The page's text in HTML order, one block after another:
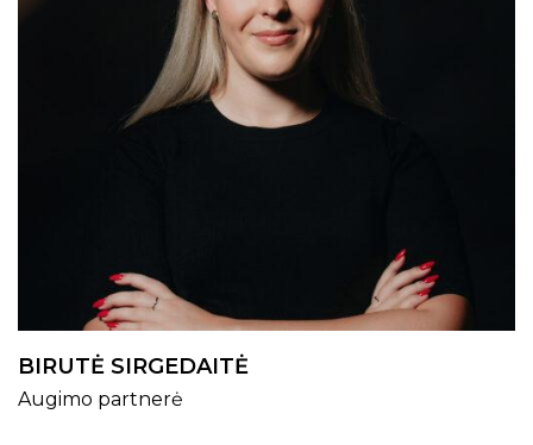
BIRUTĖ SIRGEDAITĖ
Augimo partnerė